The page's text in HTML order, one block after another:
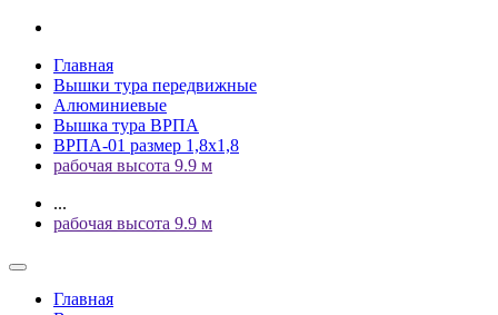
Главная
Вышки тура передвижные
Алюминиевые
Вышка тура ВРПА
ВРПА-01 размер 1,8х1,8
рабочая высота 9.9 м
...
рабочая высота 9.9 м
Главная